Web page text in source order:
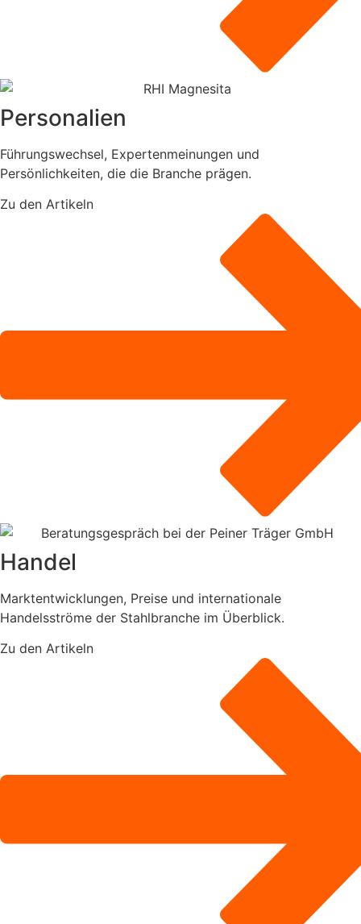
Personalien
Führungswechsel, Expertenmeinungen und
Persönlichkeiten, die die Branche prägen.
Zu den Artikeln
Handel
Marktentwicklungen, Preise und internationale
Handelsströme der Stahlbranche im Überblick.
Zu den Artikeln